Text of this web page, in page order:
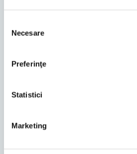
consimțământului
Necesare
Preferinţe
Statistici
Marketing